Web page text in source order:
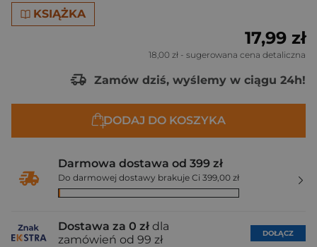
KSIĄŻKA
17,99 zł
18,00 zł - sugerowana cena detaliczna
Zamów dziś, wyślemy w ciągu 24h!
DODAJ DO KOSZYKA
Darmowa dostawa od 399 zł
Do darmowej dostawy brakuje Ci 399,00 zł
Dostawa za 0 zł dla
zamówień od 99 zł
DOŁĄCZ